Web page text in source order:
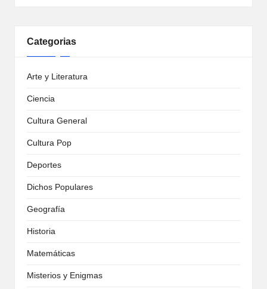
Categorias
Arte y Literatura
Ciencia
Cultura General
Cultura Pop
Deportes
Dichos Populares
Geografía
Historia
Matemáticas
Misterios y Enigmas